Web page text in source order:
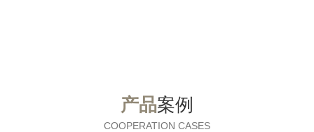
产品案例
COOPERATION CASES